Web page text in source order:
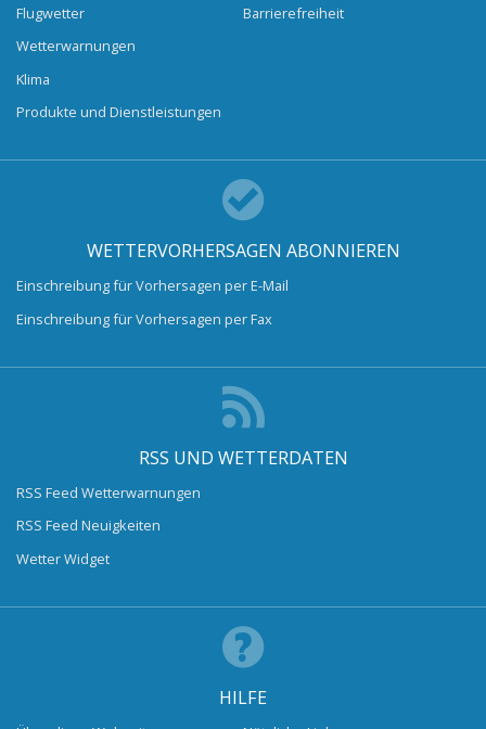
Flugwetter
Wetterwarnungen
Klima
Produkte und Dienstleistungen
Barrierefreiheit
WETTERVORHERSAGEN ABONNIEREN
Einschreibung für Vorhersagen per E-Mail
Einschreibung für Vorhersagen per Fax
RSS UND WETTERDATEN
RSS Feed Wetterwarnungen
RSS Feed Neuigkeiten
Wetter Widget
HILFE